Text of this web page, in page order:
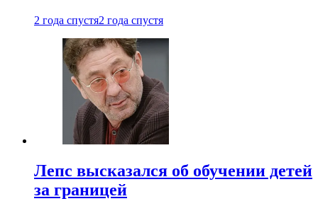
2 года спустя2 года спустя
Лепс высказался об обучении детей
за границей